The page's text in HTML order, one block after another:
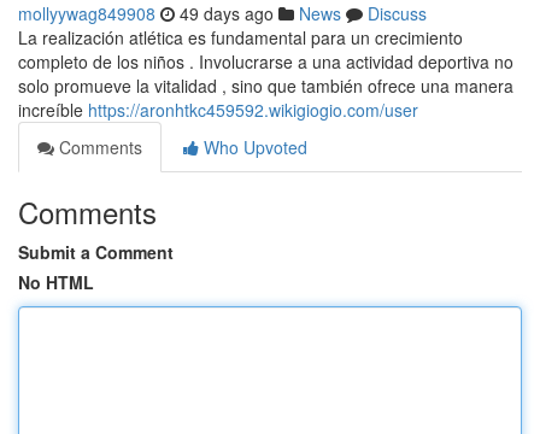
mollyywag849908 49 days ago News
Discuss
La realización atlética es fundamental para un crecimiento
completo de los niños . Involucrarse a una actividad deportiva no
solo promueve la vitalidad , sino que también ofrece una manera
increíble https://aronhtkc459592.wikigiogio.com/user
Comments
Who Upvoted
Comments
Submit a Comment
No HTML